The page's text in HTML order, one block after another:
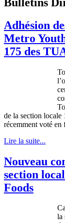
Adhésion
Metro
175 des
de la section locale
récemment voté en
Lire la suite...
Nouveau
section
Foods
la